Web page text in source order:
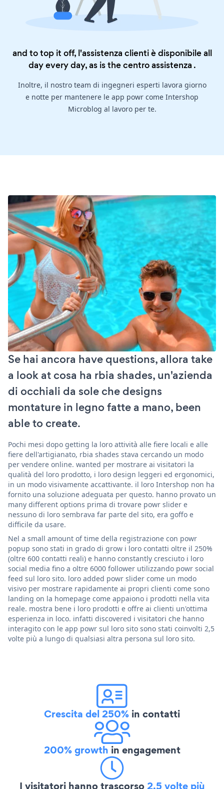
and to top it off, l'assistenza clienti è disponibile all
day every day, as is thecentro assistenza .
Inoltre, il nostro team di ingegneri esperti lavora giorno
e notte per mantenere le app powr come Intershop
Microblog al lavoro per te.
Se hai ancora have questions, allora take
a look at cosa ha rbia shades, un'azienda
di occhiali da sole che designs
montature in legno fatte a mano, been
able to create.
Pochi mesi dopo getting la loro attività alle fiere locali e alle
fiere dell'artigianato, rbia shades stava cercando un modo
per vendere online. wanted per mostrare ai visitatori la
qualità del loro prodotto, i loro design leggeri ed ergonomici,
in un modo visivamente accattivante. il loro Intershop non ha
fornito una soluzione adeguata per questo. hanno provato un
many different options prima di trovare powr slider e
nessuno di loro sembrava far parte del sito, era goffo e
difficile da usare.
Nel a small amount of time della registrazione con powr
popup sono stati in grado di grow i loro contatti oltre il 250%
(oltre 600 contatti reali) e hanno constantly cresciuto i loro
social media fino a oltre 6000 follower utilizzando powr social
feed sul loro sito. loro added powr slider come un modo
visivo per mostrare rapidamente ai propri clienti come sono
landing on la homepage come appaiono i prodotti nella vita
reale. mostra bene i loro prodotti e offre ai clienti un'ottima
esperienza in loco. infatti discovered i visitatori che hanno
interagito con le app powr sul loro sito sono stati coinvolti 2,5
volte più a lungo di qualsiasi altra persona sul loro sito.
Crescita del 250% in contatti
200% growth in engagement
I visitatori hanno trascorso2,5 volte più